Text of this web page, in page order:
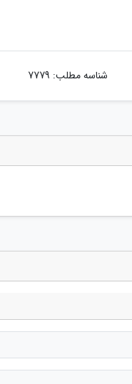
شناسه مطلب: 7779